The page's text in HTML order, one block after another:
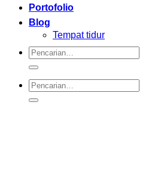
Portofolio
Blog
Tempat tidur
Pencarian
untuk:
Pencarian
untuk: